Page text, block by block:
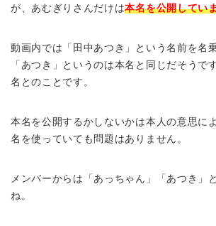
が、あむぎりさんだけは本名を公開してい
動画内では「田中あつき」という名前を名
「あつき」というのは本名と同じだそうで
名とのことです。
本名を公開するかしないかは本人の意思に
名を使っていても問題はありません。
メンバーからは「あっちゃん」「あつき」
ね。